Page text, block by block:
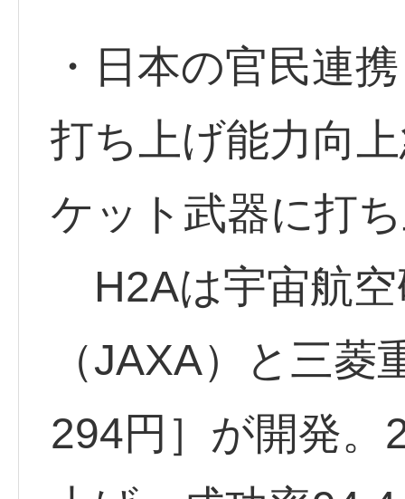
・日本の官民連
打ち上げ能力向
ケット武器に打
H2Aは宇宙航空
（JAXA）と三
294円］が開発。